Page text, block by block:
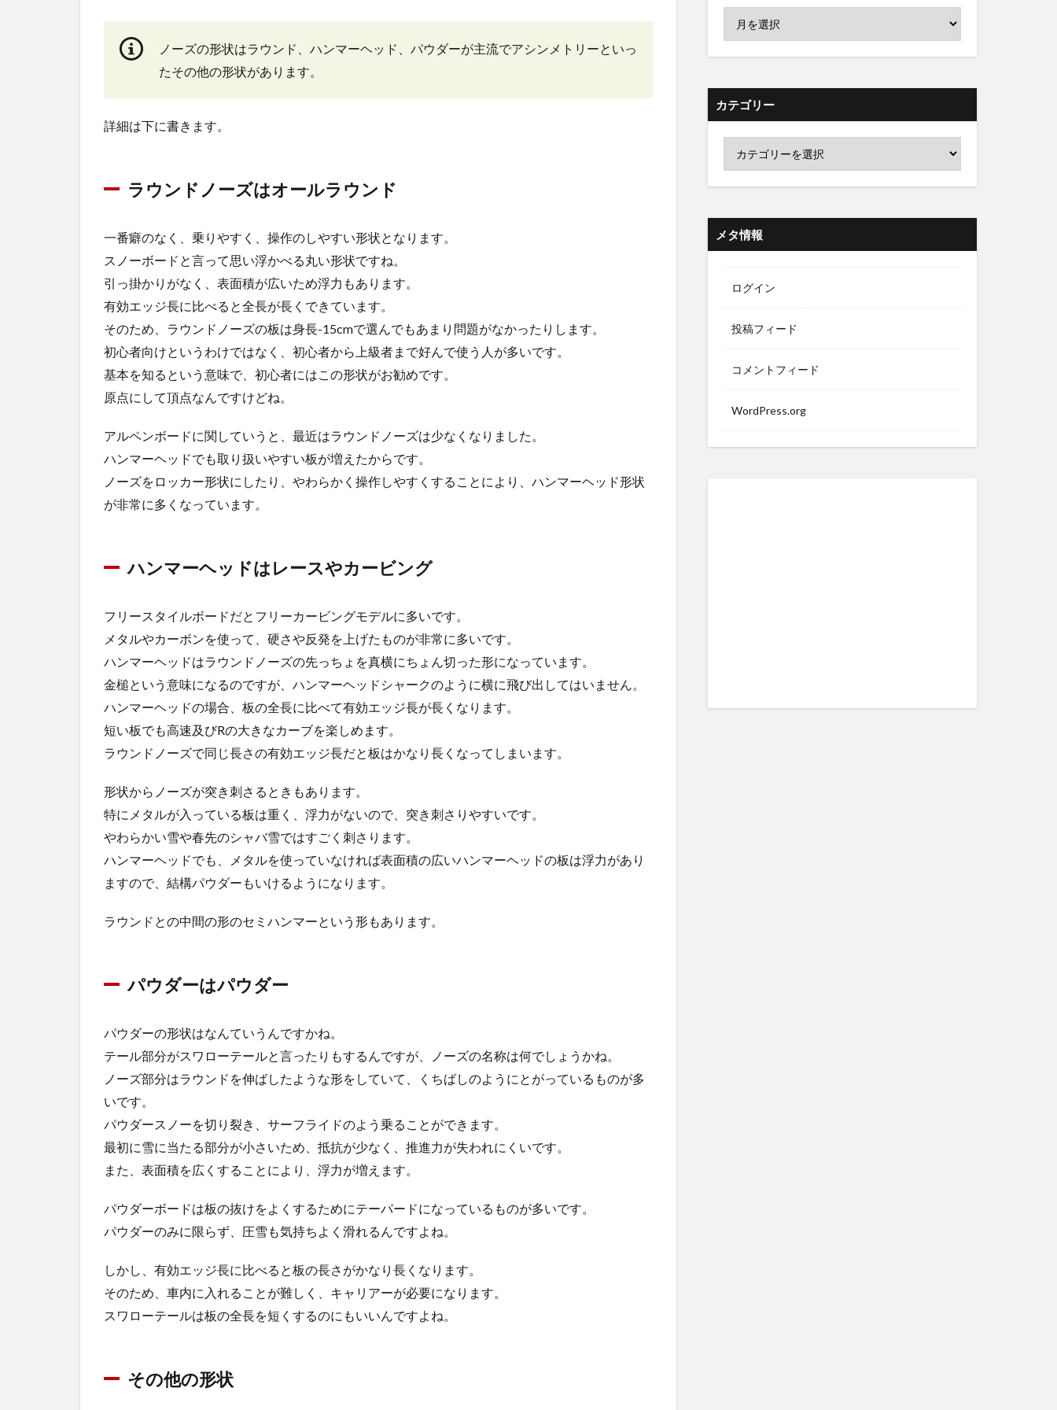
ノーズの形状はラウンド、ハンマーヘッド、パウダーが主流でアシンメトリーといっ
たその他の形状があります。
詳細は下に書きます。
ラウンドノーズはオールラウンド
一番癖のなく、乗りやすく、操作のしやすい形状となります。
スノーボードと言って思い浮かべる丸い形状ですね。
引っ掛かりがなく、表面積が広いため浮力もあります。
有効エッジ長に比べると全長が長くできています。
そのため、ラウンドノーズの板は身長-15cmで選んでもあまり問題がなかったりします。
初心者向けというわけではなく、初心者から上級者まで好んで使う人が多いです。
基本を知るという意味で、初心者にはこの形状がお勧めです。
原点にして頂点なんですけどね。
アルペンボードに関していうと、最近はラウンドノーズは少なくなりました。
ハンマーヘッドでも取り扱いやすい板が増えたからです。
ノーズをロッカー形状にしたり、やわらかく操作しやすくすることにより、ハンマーヘッド形状
が非常に多くなっています。
ハンマーヘッドはレースやカービング
フリースタイルボードだとフリーカービングモデルに多いです。
メタルやカーボンを使って、硬さや反発を上げたものが非常に多いです。
ハンマーヘッドはラウンドノーズの先っちょを真横にちょん切った形になっています。
金槌という意味になるのですが、ハンマーヘッドシャークのように横に飛び出してはいません。
ハンマーヘッドの場合、板の全長に比べて有効エッジ長が長くなります。
短い板でも高速及びRの大きなカーブを楽しめます。
ラウンドノーズで同じ長さの有効エッジ長だと板はかなり長くなってしまいます。
形状からノーズが突き刺さるときもあります。
特にメタルが入っている板は重く、浮力がないので、突き刺さりやすいです。
やわらかい雪や春先のシャバ雪ではすごく刺さります。
ハンマーヘッドでも、メタルを使っていなければ表面積の広いハンマーヘッドの板は浮力があり
ますので、結構パウダーもいけるようになります。
ラウンドとの中間の形のセミハンマーという形もあります。
パウダーはパウダー
パウダーの形状はなんていうんですかね。
テール部分がスワローテールと言ったりもするんですが、ノーズの名称は何でしょうかね。
ノーズ部分はラウンドを伸ばしたような形をしていて、くちばしのようにとがっているものが多
いです。
パウダースノーを切り裂き、サーフライドのよう乗ることができます。
最初に雪に当たる部分が小さいため、抵抗が少なく、推進力が失われにくいです。
また、表面積を広くすることにより、浮力が増えます。
パウダーボードは板の抜けをよくするためにテーパードになっているものが多いです。
パウダーのみに限らず、圧雪も気持ちよく滑れるんですよね。
しかし、有効エッジ長に比べると板の長さがかなり長くなります。
そのため、車内に入れることが難しく、キャリアーが必要になります。
スワローテールは板の全長を短くするのにもいいんですよね。
その他の形状
カテゴリー
メタ情報
ログイン
投稿フィード
コメントフィード
WordPress.org